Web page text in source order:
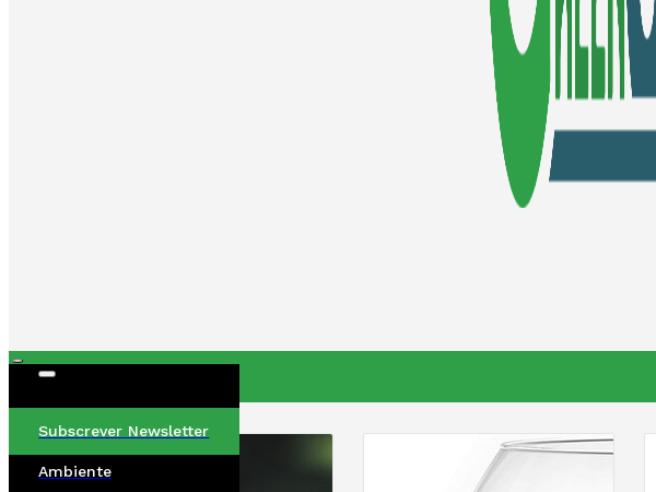
Subscrever Newsletter
Ambiente